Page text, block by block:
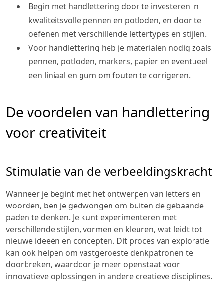
Begin met handlettering door te investeren in
kwaliteitsvolle pennen en potloden, en door te
oefenen met verschillende lettertypes en stijlen.
Voor handlettering heb je materialen nodig zoals
pennen, potloden, markers, papier en eventueel
een liniaal en gum om fouten te corrigeren.
De voordelen van handlettering
voor creativiteit
Stimulatie van de verbeeldingskracht
Wanneer je begint met het ontwerpen van letters en
woorden, ben je gedwongen om buiten de gebaande
paden te denken. Je kunt experimenteren met
verschillende stijlen, vormen en kleuren, wat leidt tot
nieuwe ideeën en concepten. Dit proces van exploratie
kan ook helpen om vastgeroeste denkpatronen te
doorbreken, waardoor je meer openstaat voor
innovatieve oplossingen in andere creatieve disciplines.